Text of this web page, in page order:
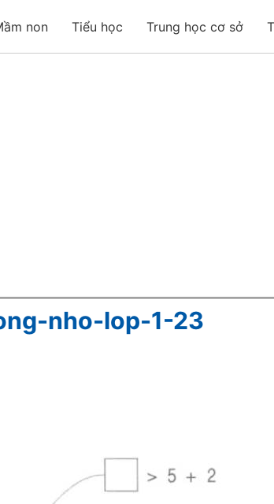
non Tiểu học Trung học cơ sở
nho-lop-1-23